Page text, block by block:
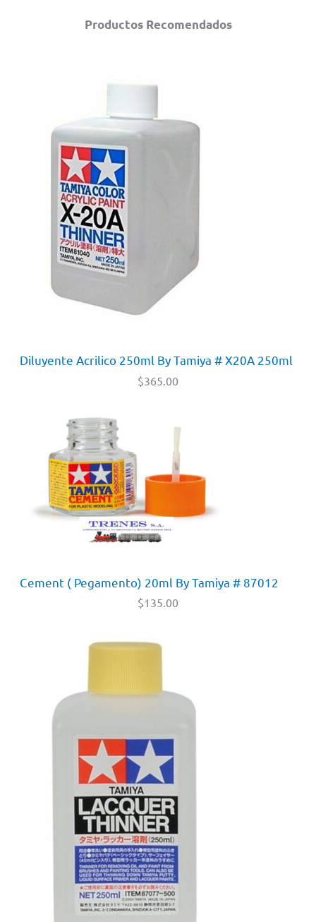
Productos Recomendados
Diluyente Acrilico 250ml By Tamiya # X20A 250ml
$365.00
Cement ( Pegamento) 20ml By Tamiya # 87012
$135.00